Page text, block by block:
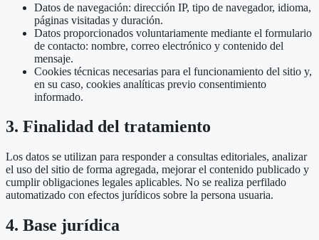
Datos de navegación: dirección IP, tipo de navegador, idioma,
páginas visitadas y duración.
Datos proporcionados voluntariamente mediante el formulario
de contacto: nombre, correo electrónico y contenido del
mensaje.
Cookies técnicas necesarias para el funcionamiento del sitio y,
en su caso, cookies analíticas previo consentimiento
informado.
3. Finalidad del tratamiento
Los datos se utilizan para responder a consultas editoriales, analizar
el uso del sitio de forma agregada, mejorar el contenido publicado y
cumplir obligaciones legales aplicables. No se realiza perfilado
automatizado con efectos jurídicos sobre la persona usuaria.
4. Base jurídica